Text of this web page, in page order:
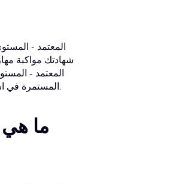
شهادتك مواكبة
المستمرة في استخدام تحديثات المنصة والميزات الجديدة، مما يضمن مواكبة المحترفين المعتمدين لأحدث التطورات.
ما هي